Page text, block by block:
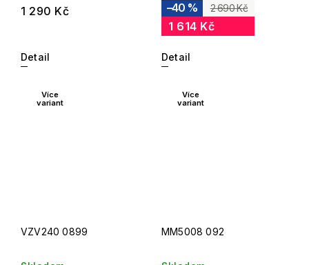
1 290 Kč
Detail
2 690 Kč
–40 %
1 614 Kč
Detail
Více
variant
VZV240 0899
Více
variant
MM5008 092